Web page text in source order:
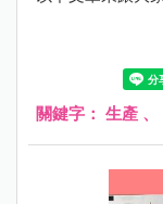
關鍵字： 生產 、